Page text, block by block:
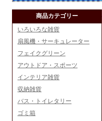
商品カテゴリー
いろいろな雑貨
扇風機・サーキュレーター
フェイクグリーン
アウトドア・スポーツ
インテリア雑貨
収納雑貨
バス・トイレタリー
ゴミ箱